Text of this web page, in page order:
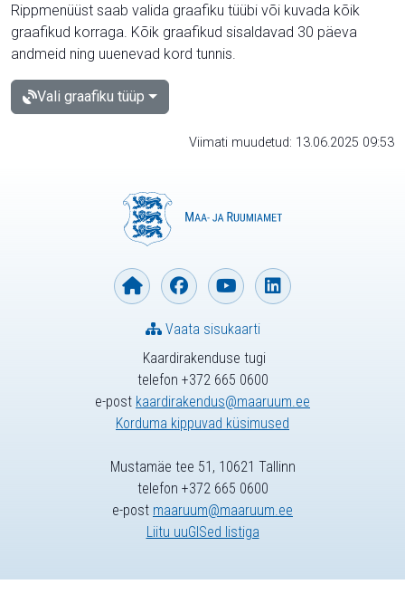
Rippmenüüst saab valida graafiku tüübi või kuvada kõik
graafikud korraga. Kõik graafikud sisaldavad 30 päeva
andmeid ning uuenevad kord tunnis.
Vali graafiku tüüp
Viimati muudetud: 13.06.2025 09:53
Kaardirakenduse tugi
telefon +372 665 0600
e-post kaardirakendus@maaruum.ee
Korduma kippuvad küsimused
Vaata sisukaarti
Mustamäe tee 51, 10621 Tallinn
telefon +372 665 0600
e-post maaruum@maaruum.ee
Liitu uuGISed listiga